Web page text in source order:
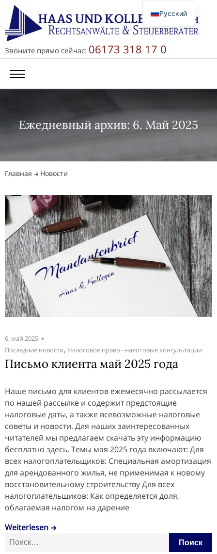
Звоните прямо сейчас: 06173 318 17 0
Ежедневный архив: 6. Май 2025
Главная Новости
6. май 2025
Последние новости, Налоговое право - налоговые консультации
Письмо клиента май 2025 года
Наше письмо для клиентов ежемесячно рассылается
по нашей рассылке и содержит предстоящие
налоговые даты, а также всевозможные налоговые
советы и новости. Для наших заинтересованных
читателей мы предлагаем скачать эту информацию
бесплатно здесь. Темы мая 2025 года включают: Для
всех налогоплательщиков: Специальная амортизация
для арендованного жилья, не применимая к новому
восстановительному строительству Для всех
налогоплательщиков: Как определяется доля,
облагаемая налогом на дарение
Weiterlesen
Найти:
Русский
Deutsch
English
简体中文